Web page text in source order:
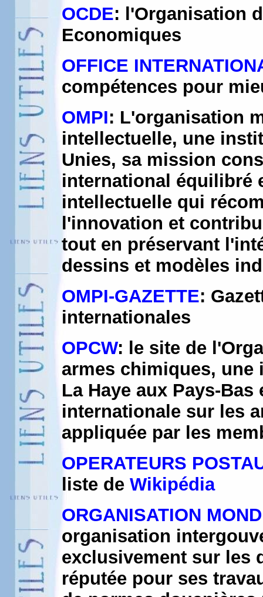
OCDE: l'Organisation
Economiques
OFFICE
compétences pour
OMPI: L'organisation
intellectuelle, une
Unies, sa mission
international équilibré
intellectuelle qui
l'innovation et
tout en préservant
dessins et modèles
OMPI-GAZETTE:
internationales
OPCW: le site de
armes chimiques,
La Haye aux Pays-
internationale sur les
appliquée par les
OPERATEURS
liste de Wikipédia
ORGANISATION
organisation
exclusivement sur les
réputée pour ses